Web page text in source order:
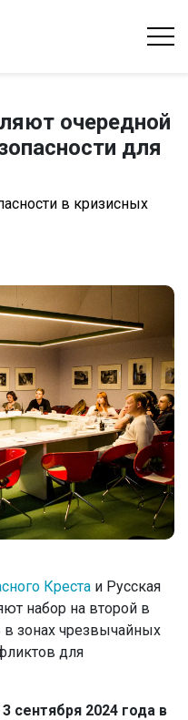
очередной
для
в кризисных
Креста и Русская
набор на второй в
в зонах чрезвычайных
для
сентября 2024 года в